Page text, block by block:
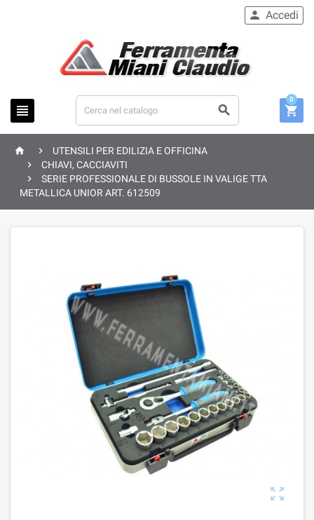
 
 Accedi

0
 
UTENSILI PER EDILIZIA E OFFICINA

CHIAVI, CACCIAVITI

SERIE PROFESSIONALE DI BUSSOLE IN VALIGE TTA
METALLICA UNIOR ART. 612509
